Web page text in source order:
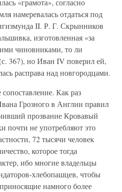
«грамота», согласно
намеревалась отдаться под
II. Р. Г. Скрынников
изготовленная «за
чиновниками, то ли
367), но Иван IV поверил ей,
расправа над новгородцами.
Как раз
Грозного в Англии правил
прозвание Кровавый
почти не употребляют это
72 тысячи человек
которое тогда
ибо многие владельцы
хлебопашцев, чтобы
намного более